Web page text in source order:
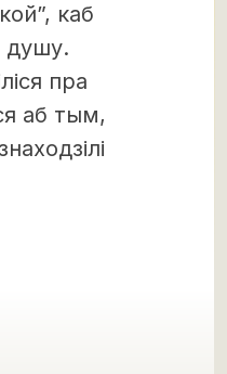
каб
душу.
пра
аб тым,